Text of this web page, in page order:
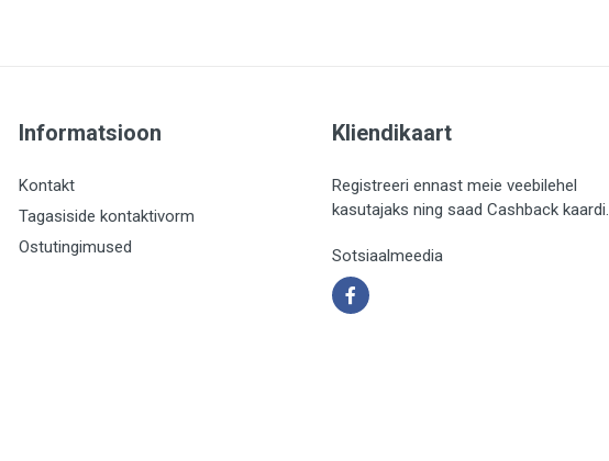
Informatsioon
Kontakt
Tagasiside kontaktivorm
Ostutingimused
Kliendikaart
Registreeri ennast meie veebilehel
kasutajaks ning saad Cashback kaardi.
Sotsiaalmeedia